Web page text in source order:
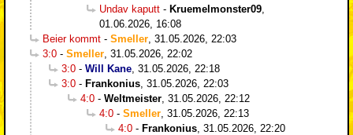
Undav kaputt - Kruemelmonster09
01.06.2026, 16:08
Beier kommt - Smeller 31.05.2026, 22:03
3:0 - Smeller 31.05.2026, 22:02
3:0 - Will Kane 31.05.2026, 22:18
3:0 - Frankonius 31.05.2026, 22:03
4:0 - Weltmeister 31.05.2026, 22:12
4:0 - Smeller 31.05.2026, 22:13
4:0 - Frankonius 31.05.2026, 22:20